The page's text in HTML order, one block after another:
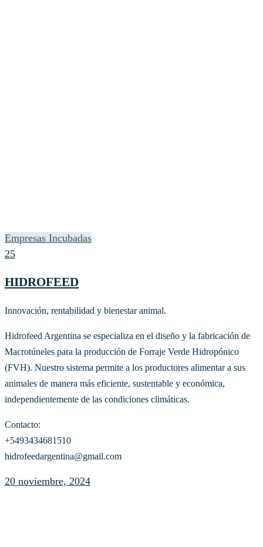
Empresas Incubadas
25
HIDROFEED
Innovación, rentabilidad y bienestar animal.
Hidrofeed Argentina se especializa en el diseño y la fabricación de
Macrotúneles para la producción de Forraje Verde Hidropónico
(FVH). Nuestro sistema permite a los productores alimentar a sus
animales de manera más eficiente, sustentable y económica,
independientemente de las condiciones climáticas.
Contacto:
+5493434681510
hidrofeedargentina@gmail.com
20 noviembre, 2024